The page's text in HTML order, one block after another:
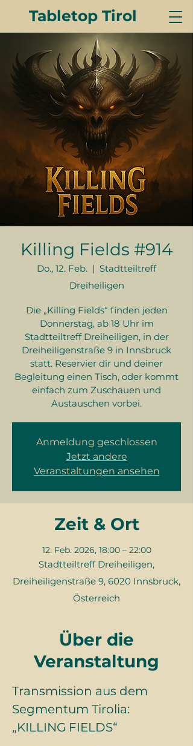
Tabletop Tirol
Killing Fields #914
Do., 12. Feb.
  |
Stadtteiltreff
Dreiheiligen
Die „Killing Fields“ finden jeden
Donnerstag, ab 18 Uhr im
Stadtteiltreff Dreiheiligen, in der
Dreiheiligenstraße 9 in Innsbruck
statt. Reservier dir und deiner
Begleitung einen Tisch, oder kommt
einfach zum Zuschauen und
Austauschen vorbei.
Anmeldung geschlossen
Jetzt andere
Veranstaltungen ansehen
Zeit & Ort
12. Feb. 2026, 18:00 – 22:00
Stadtteiltreff Dreiheiligen,
Dreiheiligenstraße 9, 6020 Innsbruck,
Österreich
Über die
Veranstaltung
Transmission aus dem
Segmentum Tirolia:
„KILLING FIELDS“